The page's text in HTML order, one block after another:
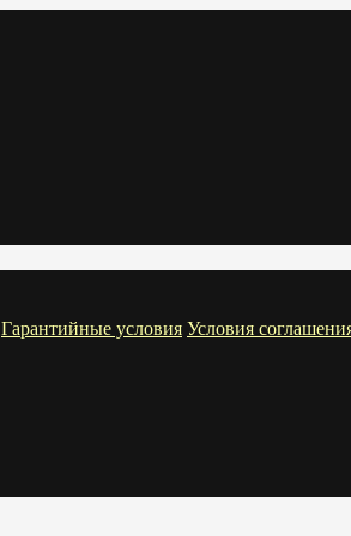
Гарантийные условия Условия